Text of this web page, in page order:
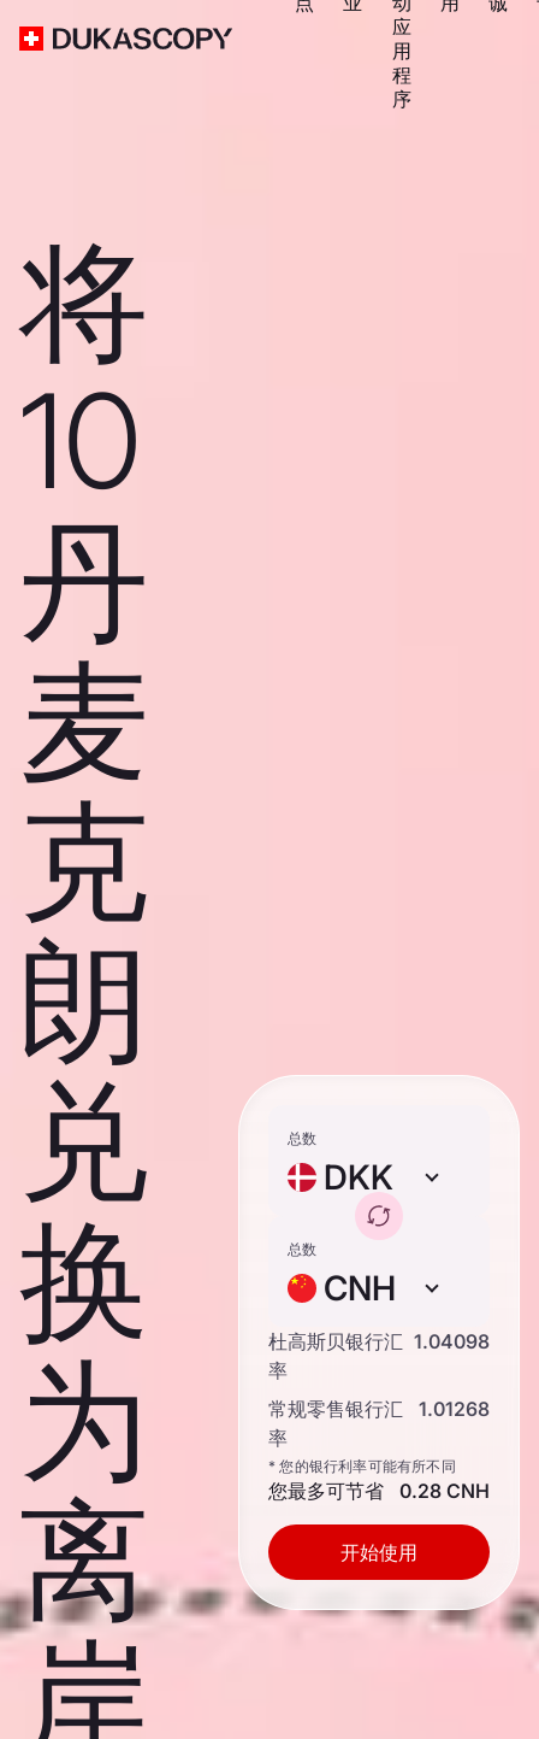
应
用
程
序
将
10
丹
麦
克
朗
兑
换
为
离
岸
总数
DKK
总数
CNH
杜高斯贝银行汇
率
1.04098
常规零售银行汇
率
1.01268
* 您的银行利率可能有所不同
您最多可节省 0.28 CNH
开始使用